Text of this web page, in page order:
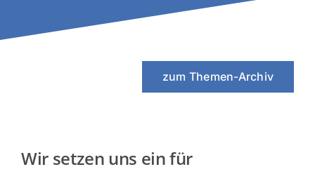
zum Themen-Archiv
Wir setzen uns ein für